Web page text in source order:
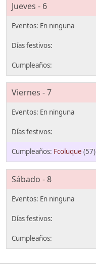
Jueves - 6
Viernes - 7
Fcoluque (57)
Sábado - 8